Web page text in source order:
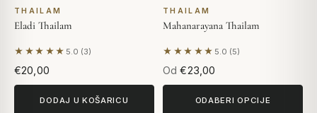
THAILAM
Eladi Thailam
★★★★★ 5.0 (3)
Na temelju 3 recenzija
€20,00
DODAJ U KOŠARICU
THAILAM
Mahanarayana Thailam
★★★★★ 5.0 (5)
Na temelju 5 recenzija
Od €23,00
ODABERI OPCIJE